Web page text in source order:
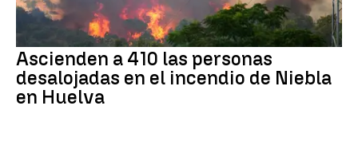
Ascienden a 410 las personas
desalojadas en el incendio de Niebla
en Huelva